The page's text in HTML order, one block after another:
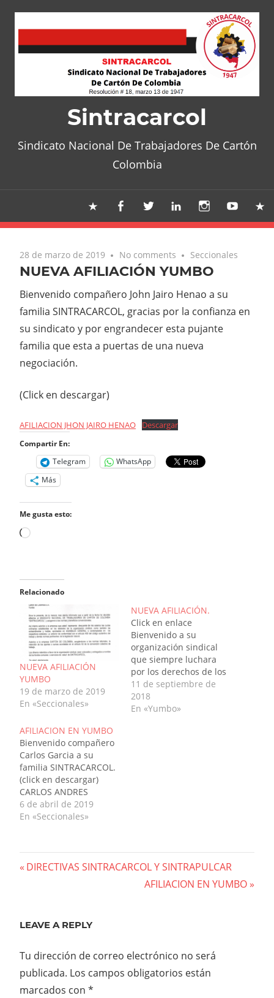
content
Sintracarcol
Sindicato Nacional De Trabajadores De Cartón
Colombia
28 de marzo de 2019 No comments Seccionales
NUEVA AFILIACIÓN YUMBO
Bienvenido compañero John Jairo Henao a su
familia SINTRACARCOL, gracias por la confianza en
su sindicato y por engrandecer esta pujante
familia que esta a puertas de una nueva
negociación.
(Click en descargar)
AFILIACION JHON JAIRO HENAO Descargar
Compartir En:
Telegram
WhatsApp
Más
Me gusta esto:
Cargando...
Relacionado
NUEVA AFILIACIÓN
YUMBO
19 de marzo de 2019
En «Seccionales»
NUEVA AFILIACIÓN.
Click en enlace
Bienvenido a su
organización sindical
que siempre luchara
por los derechos de los
trabajadores,
compañero ALEXANDER
GUEVARA
11 de septiembre de
2018
En «Yumbo»
AFILIACION EN YUMBO
Bienvenido compañero
Carlos Garcia a su
familia SINTRACARCOL.
(click en descargar)
CARLOS ANDRES
GARCIA-AFILIACION
SINDICATODescargar
6 de abril de 2019
En «Seccionales»
Navegación
entradas
Previous
DIRECTIVAS SINTRACARCOL Y SINTRAPULCAR
Next
AFILIACION EN YUMBO
LEAVE A REPLY
Tu dirección de correo electrónico no será
publicada. Los campos obligatorios están
marcados con *